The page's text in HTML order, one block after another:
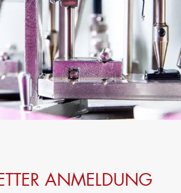
ANMELDUNG